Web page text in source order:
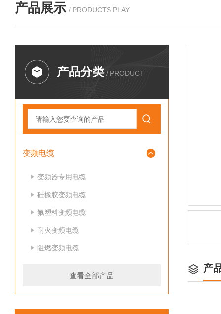
产品展示 / PRODUCTS PLAY
产品分类 / PRODUCT
变频电缆
变频器专用电缆
硅橡胶变频电缆
氟塑料变频电缆
耐火变频电缆
阻燃变频电缆
查看全部产品
产